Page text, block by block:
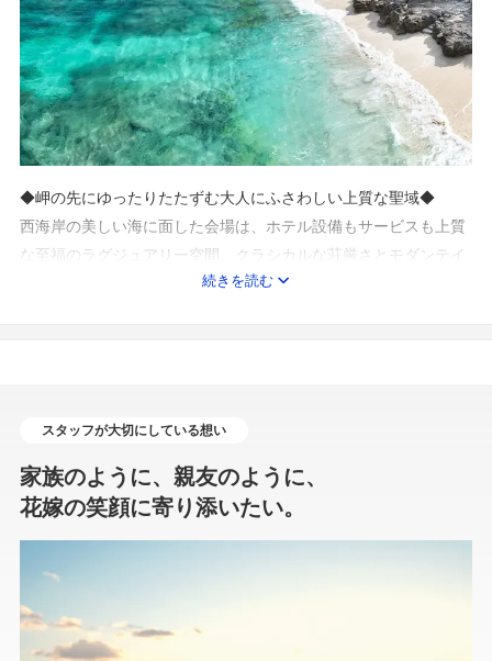
◆岬の先にゆったりたたずむ大人にふさわしい上質な聖域◆
西海岸の美しい海に面した会場は、ホテル設備もサービスも上質
な至福のラグジュアリー空間。クラシカルな荘厳さとモダンテイ
ストがとけあう、大人の感性を満たす上質な聖域です。
モントレルメール教会がある恩納村は、県内きってのリゾートエ
らお越しいただけます。
続きを読む
スタッフが大切にしている想い
家族のように、親友のように、
花嫁の笑顔に寄り添いたい。